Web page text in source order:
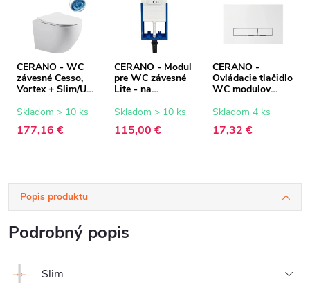
CERANO - WC
závesné Cesso,
Vortex + Slim/UF
sedátko - biela
lesklá - 49x36 cm
Skladom > 10 ks
177,16 €
CERANO - Modul
pre WC závesné
Lite - na
47x76,7 cm
Skladom > 10 ks
115,00 €
CERANO -
Ovládacie tlačidlo
WC modulov
Lite/Slim - ABS -
biela
Skladom 4 ks
17,32 €
Popis produktu
Podrobný popis
Slim